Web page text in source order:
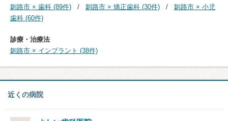
釧路市 × 歯科 (89件)
釧路市 × 矯正歯科 (30件)
釧路市 × 小児
歯科 (60件)
診療・治療法
釧路市 × インプラント (38件)
近くの病院